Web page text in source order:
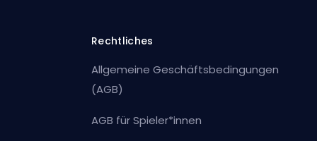
Rechtliches
Allgemeine Geschäftsbedingungen
(AGB)
AGB für Spieler*innen